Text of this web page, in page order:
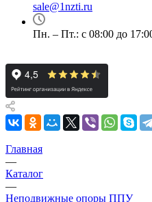
sale@1nzti.ru
Пн. – Пт.: с 08:00 до
Главная
—
Каталог
—
Неподвижные опоры ППУ